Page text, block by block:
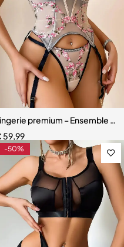
avec porte-jarretelles et
premium – Ensemble
59,99
-50%